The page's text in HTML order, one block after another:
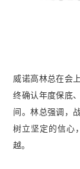
威诺高林总在会
终确认年度保底
间。林总强调，
树立坚定的信心
越。